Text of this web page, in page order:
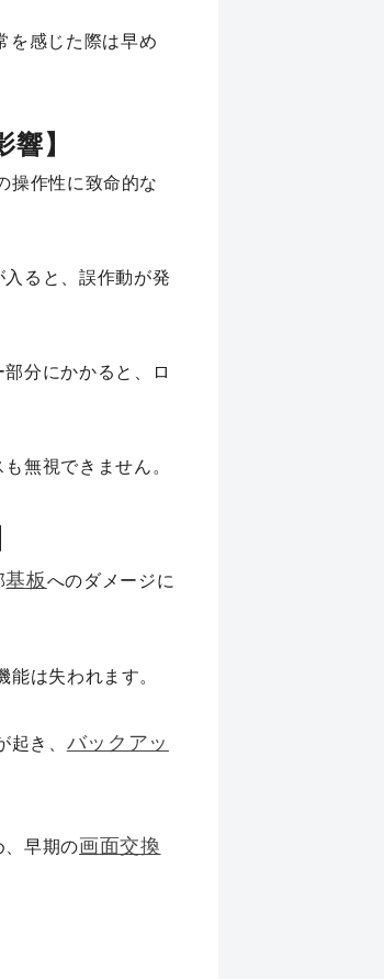
を感じた際は早め
】
操作性に致命的な
ると、誤作動が発
分にかかると、ロ
無視できません。
基板へのダメージに
は失われます。
起き、 バックアッ
、早期の画面交換